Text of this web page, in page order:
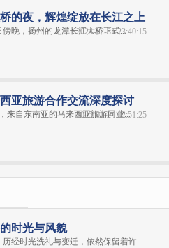
的夜，辉煌绽放在长江之上
傍晚，扬州的龙潭长江大桥正式...
2024-12-31 23:40:15
亚旅游合作交流深度探讨
来自东南亚的马来西亚旅游同业...
2025-01-24 02:51:25
时光与风貌
历经时光洗礼与变迁，依然保留着许